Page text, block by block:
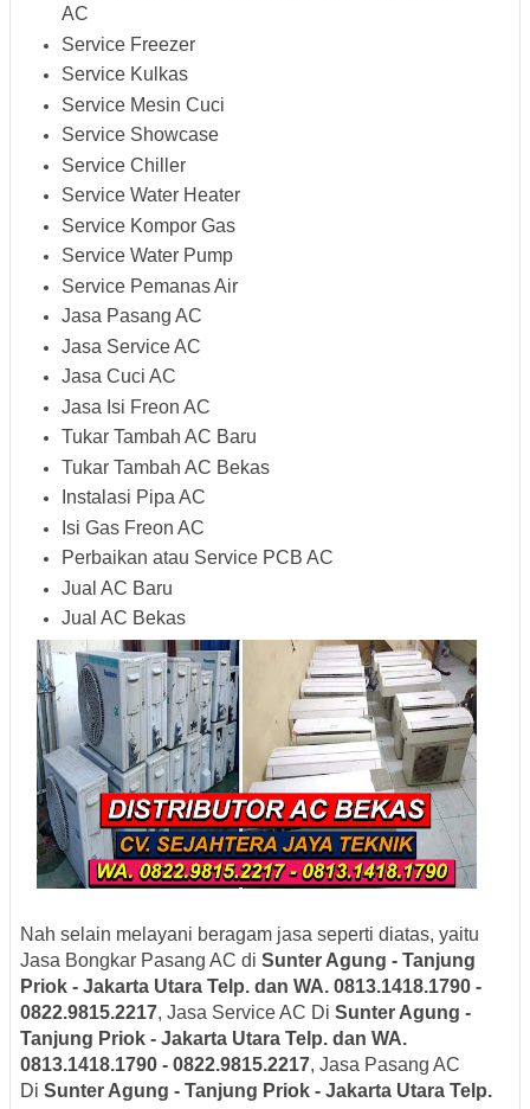
AC
Service Freezer
Service Kulkas
Service Mesin Cuci
Service Showcase
Service Chiller
Service Water Heater
Service Kompor Gas
Service Water Pump
Service Pemanas Air
Jasa Pasang AC
Jasa Service AC
Jasa Cuci AC
Jasa Isi Freon AC
Tukar Tambah AC Baru
Tukar Tambah AC Bekas
Instalasi Pipa AC
Isi Gas Freon AC
Perbaikan atau Service PCB AC
Jual AC Baru
Jual AC Bekas
Nah selain melayani beragam jasa seperti diatas, yaitu
Jasa Bongkar Pasang AC di Sunter Agung - Tanjung
Priok - Jakarta Utara Telp. dan WA. 0813.1418.1790 -
0822.9815.2217, Jasa Service AC Di Sunter Agung -
Tanjung Priok - Jakarta Utara Telp. dan WA.
0813.1418.1790 - 0822.9815.2217, Jasa Pasang AC
Di Sunter Agung - Tanjung Priok - Jakarta Utara Telp.